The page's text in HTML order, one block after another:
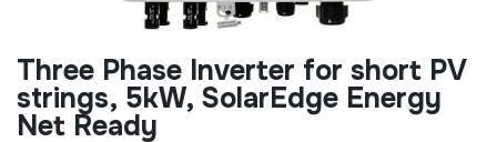
Three Phase Inverter for short PV
strings, 5kW, SolarEdge Energy
Net Ready